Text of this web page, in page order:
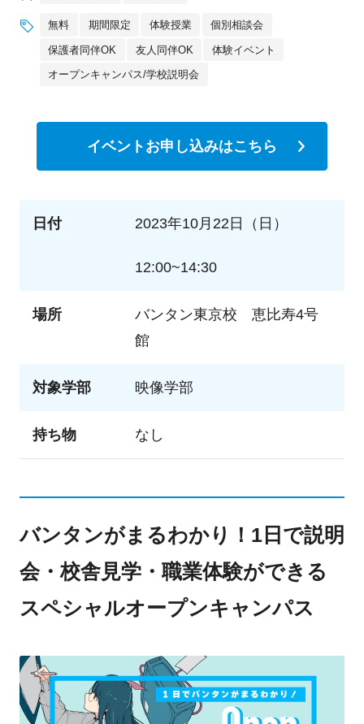
無料 期間限定 体験授業 個別相談会
保護者同伴OK 友人同伴OK 体験イベント
オープンキャンパス/学校説明会
イベントお申し込みはこちら
日付 2023年10月22日（日）
12:00~14:30
場所
バンタン東京校 恵比寿4号
館
対象学部 映像学部
持ち物 なし
バンタンがまるわかり！1日で説明
会・校舎見学・職業体験ができる
スペシャルオープンキャンパス